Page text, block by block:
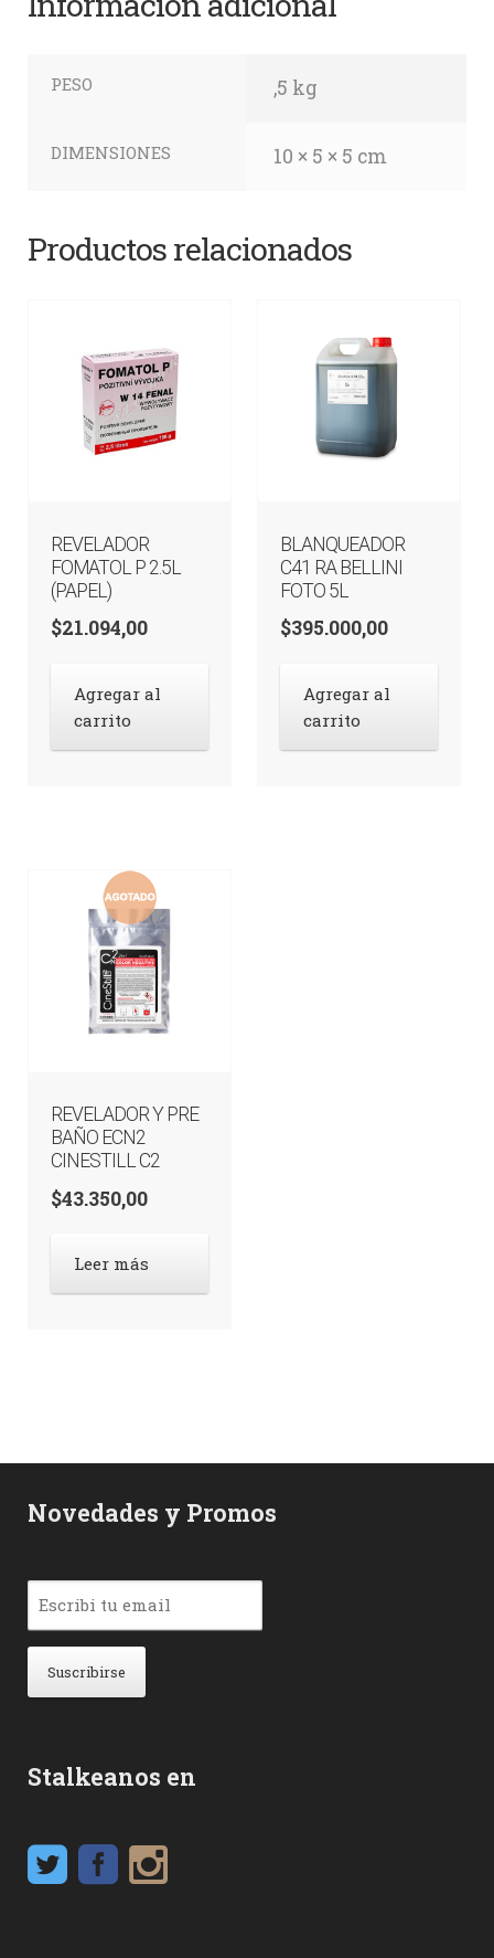
PESO ,5 kg
DIMENSIONES 10 × 5 × 5 cm
Productos relacionados
REVELADOR
FOMATOL P 2.5L
(PAPEL)
$21.094,00
Agregar al
carrito
BLANQUEADOR
C41 RA BELLINI
FOTO 5L
$395.000,00
Agregar al
carrito
REVELADOR Y PRE
BAÑO ECN2
CINESTILL C2
$43.350,00
Leer más
Novedades y Promos
Stalkeanos en